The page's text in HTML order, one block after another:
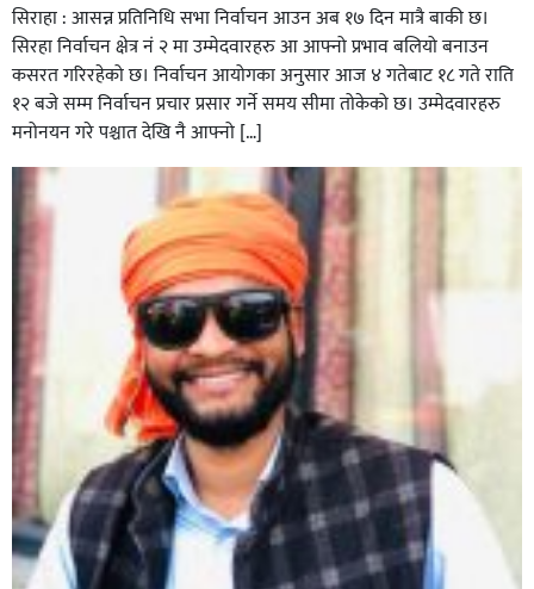
सिराहा : आसन्न प्रतिनिधि सभा निर्वाचन आउन अब १७ दिन मात्रै बाकी छ।
सिरहा निर्वाचन क्षेत्र नं २ मा उम्मेदवारहरु आ आफ्नो प्रभाव बलियो बनाउन
कसरत गरिरहेको छ। निर्वाचन आयोगका अनुसार आज ४ गतेबाट १८ गते राति
१२ बजे सम्म निर्वाचन प्रचार प्रसार गर्ने समय सीमा तोकेको छ। उम्मेदवारहरु
मनोनयन गरे पश्चात देखि नै आफ्नो […]